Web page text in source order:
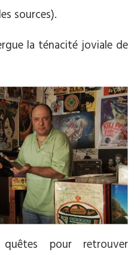
sources).
la ténacité joviale de
pour retrouver